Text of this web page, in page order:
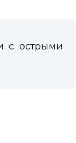
с острыми